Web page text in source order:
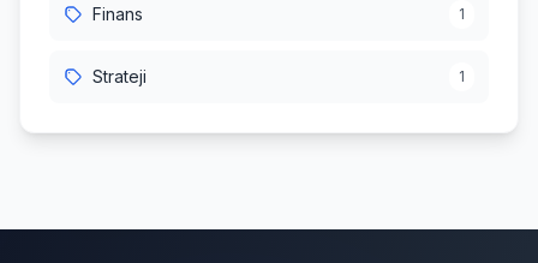
Finans 1
Strateji 1